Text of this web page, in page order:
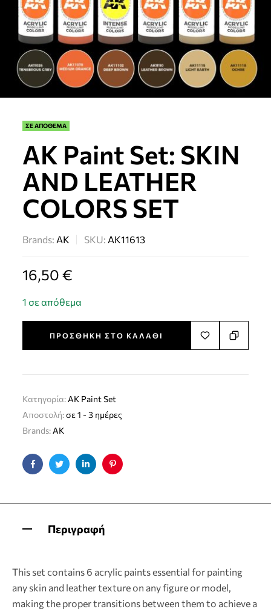
ΣΕ ΑΠΟΘΕΜΑ
AK Paint Set: SKIN
AND LEATHER
COLORS SET
Brands: AK SKU: AK11613
16,50€
1 σε απόθεμα
ΠΡΟΣΘΉΚΗ ΣΤΟ ΚΑΛΆΘΙ
Κατηγορία: AK Paint Set
Αποστολή:σε 1 - 3 ημέρες
Brands: AK
FacebookTwitterLinkedinPinterest
Περιγραφή
This set contains 6 acrylic paints essential for painting
any skin and leather texture on any figure or model,
making the proper transitions between them to achieve a